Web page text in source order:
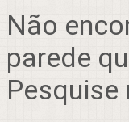
Não
parede
Pesquise